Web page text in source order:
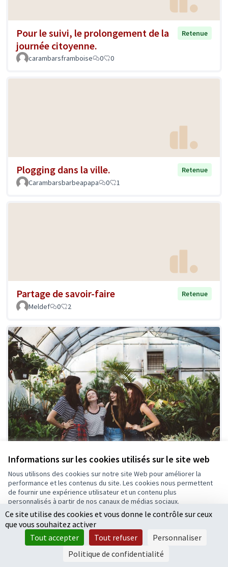
Informations sur les cookies utilisés sur le site web
Nous utilisons des cookies sur notre site Web pour améliorer la
performance et les contenus du site. Les cookies nous permettent
de fournir une expérience utilisateur et un contenu plus
personnalisés à partir de nos canaux de médias sociaux.
Tout accepter
Accepter seulement les cookies essentiels
Paramètres
Pour le suivi, le prolongement de la
journée citoyenne.
Retenue
carambarsframboise 0 0
Plogging dans la ville.
Retenue
Carambarsbarbeapapa
0 1
Partage de savoir-faire
Retenue
Meldef
0 2
Embellissez le jardin bio
Retenue
Maison Environnement
0 0
Ce site utilise des cookies et vous donne le contrôle sur ceux
que vous souhaitez activer
Tout accepter
Tout refuser
Personnaliser
Politique de confidentialité